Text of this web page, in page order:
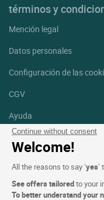
Continue without consent
Welcome!
All the reasons to say ‘yes
See offers tailoredto your
To better understand your
términos y
Mención legal
Datos personales
Configuración de las
CGV
Ayuda
Mapa del sitio
fotografías
Síguenos